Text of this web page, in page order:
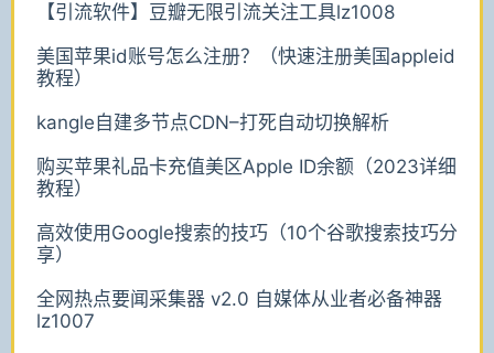
【引流软件】豆瓣无限引流关注工具lz1008
美国苹果id账号怎么注册？（快速注册美国appleid
教程）
kangle自建多节点CDN–打死自动切换解析
购买苹果礼品卡充值美区Apple ID余额（2023详细
教程）
高效使用Google搜索的技巧（10个谷歌搜索技巧分
享）
全网热点要闻采集器 v2.0 自媒体从业者必备神器
lz1007